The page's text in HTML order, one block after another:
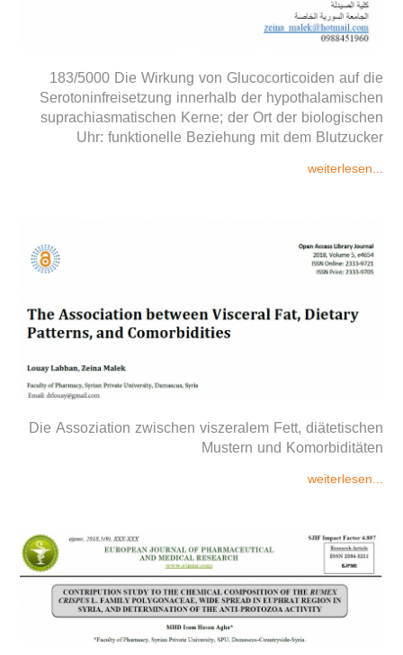
183/5000 Die Wirkung von Glucocorticoiden auf die
Serotoninfreisetzung innerhalb der hypothalamischen
suprachiasmatischen Kerne; der Ort der biologischen
Uhr: funktionelle Beziehung mit dem Blutzucker
weiterlesen...
Die Assoziation zwischen viszeralem Fett, diätetischen
Mustern und Komorbiditäten
weiterlesen...